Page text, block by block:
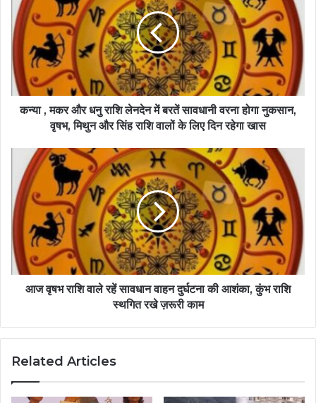
कन्या , मकर और धनु राशि लेनदेन में बरतें सावधानी वरना होगा नुकसान,
वृषभ, मिथुन और सिंह राशि वालों के लिए दिन रहेगा खास
आज वृषभ राशि वाले रहें सावधान वाहन दुर्घटना की आशंका, कुंभ राशि
स्थगित रखे ज़रूरी काम
Related Articles